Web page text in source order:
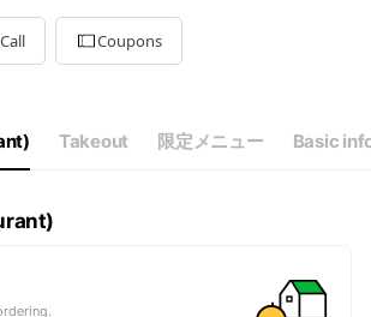
３月曜日
Call Coupons
Takeout 限定メニュー Basic